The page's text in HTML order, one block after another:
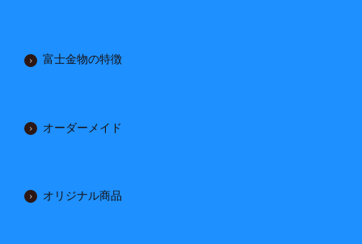
富士金物の特徴
オーダーメイド
オリジナル商品